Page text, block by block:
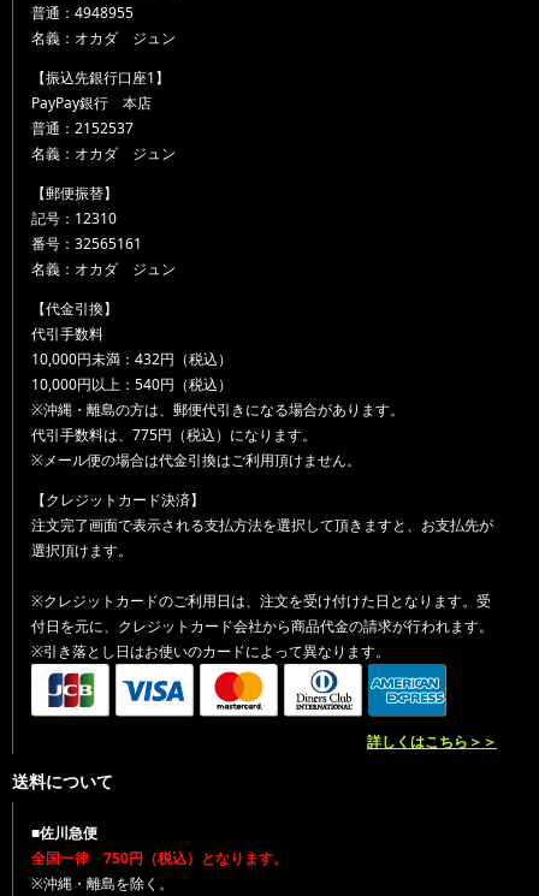
普通：4948955
名義：オカダ ジュン
【振込先銀行口座1】
PayPay銀行 本店
普通：2152537
名義：オカダ ジュン
【郵便振替】
記号：12310
番号：32565161
名義：オカダ ジュン
【代金引換】
代引手数料
10,000円未満：432円（税込）
10,000円以上：540円（税込）
※沖縄・離島の方は、郵便代引きになる場合があります。
代引手数料は、775円（税込）になります。
※メール便の場合は代金引換はご利用頂けません。
【クレジットカード決済】
注文完了画面で表示される支払方法を選択して頂きますと、お支払先が
選択頂けます。
※クレジットカードのご利用日は、注文を受け付けた日となります。受
付日を元に、クレジットカード会社から商品代金の請求が行われます。
※引き落とし日はお使いのカードによって異なります。
詳しくはこちら＞＞
送料について
■佐川急便
全国一律 750円（税込）となります。
※沖縄・離島を除く。